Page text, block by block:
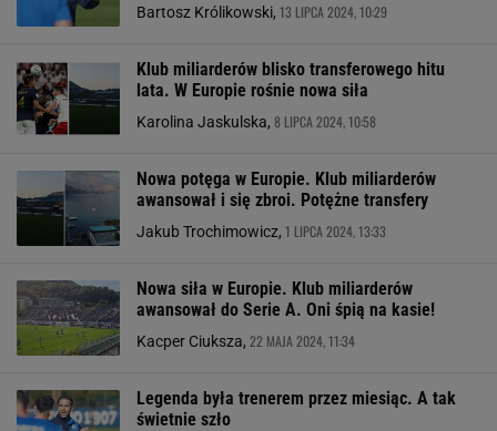
Bartosz Królikowski, 13 LIPCA 2024, 10:29
Klub miliarderów blisko transferowego hitu
lata. W Europie rośnie nowa siła
Karolina Jaskulska, 8 LIPCA 2024, 10:58
Nowa potęga w Europie. Klub miliarderów
awansował i się zbroi. Potężne transfery
Jakub Trochimowicz, 1 LIPCA 2024, 13:33
Nowa siła w Europie. Klub miliarderów
awansował do Serie A. Oni śpią na kasie!
Kacper Ciuksza, 22 MAJA 2024, 11:34
Legenda była trenerem przez miesiąc. A tak
świetnie szło